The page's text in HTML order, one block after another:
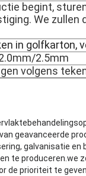
begint,
We
in golfkarton,
2.5mm
volgens
geavanceerde
galvanisatie en
te produceren.we
de prioriteit te